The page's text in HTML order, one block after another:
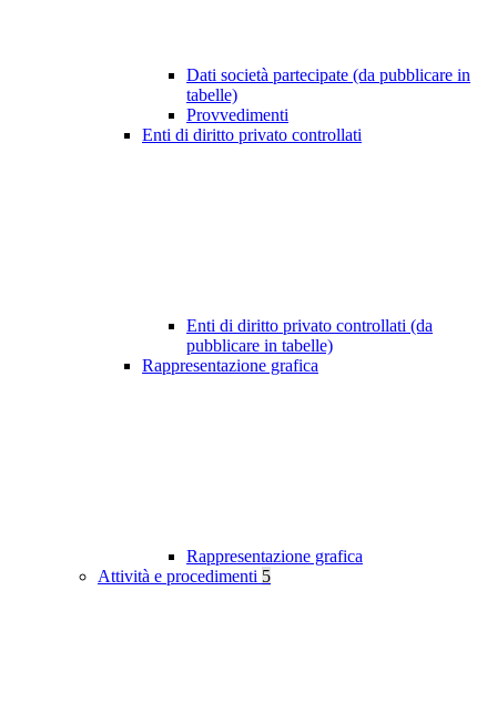
Dati società partecipate (da pubblicare in
tabelle)
Provvedimenti
Enti di diritto privato controllati
Enti di diritto privato controllati (da
pubblicare in tabelle)
Rappresentazione grafica
Rappresentazione grafica
Attività e procedimenti 5